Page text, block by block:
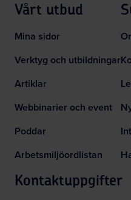
Vårt utbud
Mina sidor
Verktyg och utbildningar
Artiklar
Webbinarier och event
Poddar
Arbetsmiljöordlistan
Kontaktuppgifter